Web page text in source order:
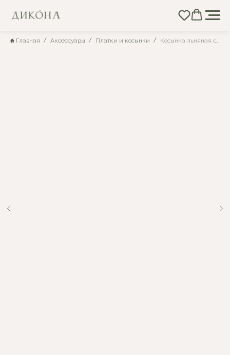
Главная Аксессуары Платки и косынки Косынка льняная серая 90х90 см